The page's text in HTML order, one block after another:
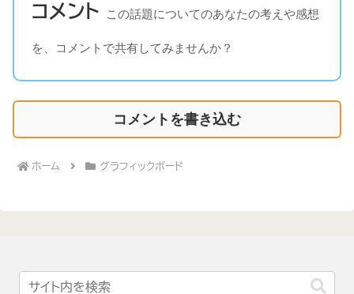
コメント この話題についてのあなたの考えや感想
を、コメントで共有してみませんか？
コメントを書き込む
ホーム グラフィックボード